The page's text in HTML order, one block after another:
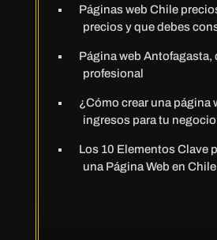
Páginas web Chile
precios y que debes
Página web Antofagasta,
profesional
¿Cómo crear una página
ingresos para tu
Los 10 Elementos Clave
una Página Web en